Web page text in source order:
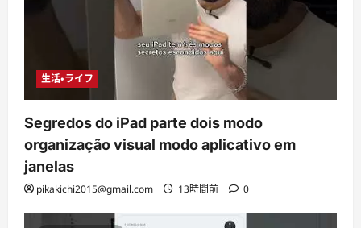
生活・ライフ
Segredos do iPad parte dois modo
organização visual modo aplicativo em
janelas
pikakichi2015@gmail.com 13時間前 0